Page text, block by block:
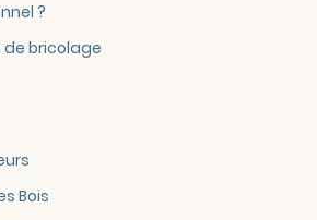
?
de bricolage
Bois